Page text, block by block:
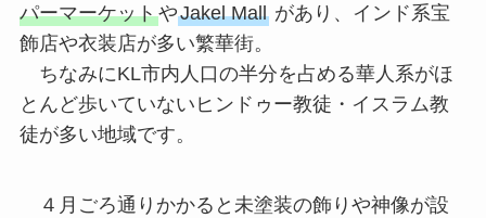
パーマーケットやJakel Mallがあり、インド系宝
飾店や衣装店が多い繁華街。
ちなみにKL市内人口の半分を占める華人系がほ
とんど歩いていないヒンドゥー教徒・イスラム教
徒が多い地域です。
４月ごろ通りかかると未塗装の飾りや神像が設